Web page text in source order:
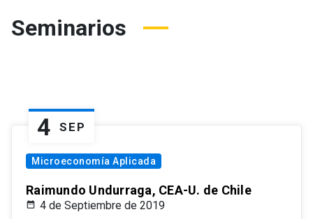
Seminarios
4 SEP
Microeconomía Aplicada
Raimundo Undurraga, CEA-U. de Chile
4 de Septiembre de 2019